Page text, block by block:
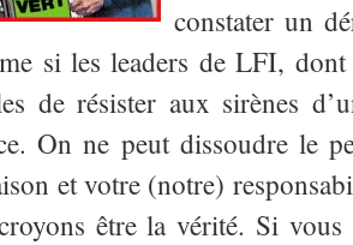
constater un
si les leaders de LFI,
de résister aux sirènes
On ne peut dissoudre le
et votre (notre)
être la vérité. Si